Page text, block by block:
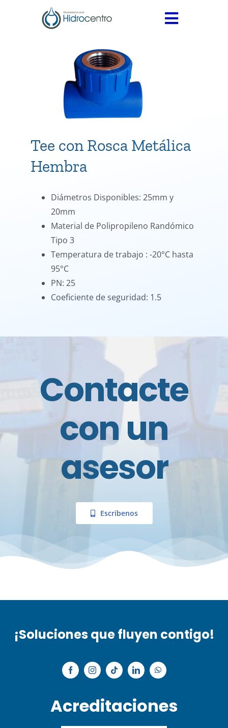
Toggle
Medidores
CONTÁCTANOS
Tee con Rosca Metálica
Hembra
Diámetros Disponibles: 25mm y
20mm
Material de Polipropileno Randómico
Tipo 3
Temperatura de trabajo : -20°C hasta
95°C
PN: 25
Coeficiente de seguridad: 1.5
Contacte
con un
asesor
Escríbenos
¡Soluciones que fluyen contigo!
Acreditaciones